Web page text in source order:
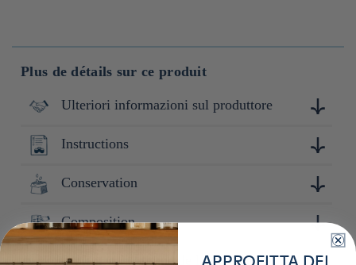
Plus de détails sur ce produit
Ulteriori informazioni sul produttore
une sélection de thés japonais de qualité matcha, sencha et
thé noir aux saveurs umami équilibrées, parfaits pour
moments de dégustation traditionnels ou infusions
quotidiennes.
Instructions
Pour une tasse: infusez 3g (1 cuillère à thé) de sencha dans
100ml d'eau à 70℃ pendant 1min.
Conservation
Conserver à l'abri de la lumière et de la chaleur. Après
ouverture : Refermer hermétiquement.
Composition
Thé vert 100%
Préfecture d'origine de la marque